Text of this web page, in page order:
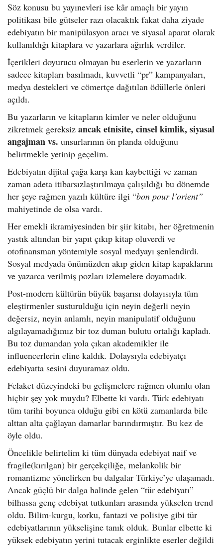
Söz konusu bu yayınevleri ise kâr amaçlı bir yayın
politikası bile gütseler razı olacaktık fakat daha ziyade
edebiyatın bir manipülasyon aracı ve siyasal aparat olarak
kullanıldığı kitaplara ve yazarlara ağırlık verdiler.
İçerikleri doyurucu olmayan bu eserlerin ve yazarların
sadece kitapları basılmadı, kuvvetli “pr” kampanyaları,
medya destekleri ve cömertçe dağıtılan ödüllerle önleri
açıldı.
Bu yazarların ve kitapların kimler ve neler olduğunu
zikretmek gereksiz ancak etnisite, cinsel kimlik, siyasal
angajman vs. unsurlarının ön planda olduğunu
belirtmekle yetinip geçelim.
Edebiyatın dijital çağa karşı kan kaybettiği ve zaman
zaman adeta itibarsızlaştırılmaya çalışıldığı bu dönemde
her şeye rağmen yazılı kültüre ilgi “bon pour l’orient”
mahiyetinde de olsa vardı.
Her emekli ikramiyesinden bir şiir kitabı, her öğretmenin
yastık altından bir yapıt çıkıp kitap oluverdi ve
otofinansman yöntemiyle sosyal medyayı şenlendirdi.
Sosyal medyada önümüzden akıp giden kitap kapaklarını
ve yazarca verilmiş pozları izlemelere doyamadık.
Post-modern kültürün büyük başarısı dolayısıyla tüm
eleştirmenler susturulduğu için neyin değerli neyin
değersiz, neyin anlamlı, neyin manipulatif olduğunu
algılayamadığımız bir toz duman bulutu ortalığı kapladı.
Bu toz dumandan yola çıkan akademikler ile
influencerlerin eline kaldık. Dolaysıyla edebiyatçı
edebiyatta sesini duyuramaz oldu.
Felaket düzeyindeki bu gelişmelere rağmen olumlu olan
hiçbir şey yok muydu? Elbette ki vardı. Türk edebiyatı
tüm tarihi boyunca olduğu gibi en kötü zamanlarda bile
alttan alta çağlayan damarlar barındırmıştır. Bu kez de
öyle oldu.
Öncelikle belirtelim ki tüm dünyada edebiyat naif ve
fragile(kırılgan) bir gerçekçiliğe, melankolik bir
romantizme yönelirken bu dalgalar Türkiye’ye ulaşamadı.
Ancak güçlü bir dalga halinde gelen “tür edebiyatı”
bilhassa genç edebiyat tutkunları arasında yükselen trend
oldu. Bilim-kurgu, korku, fantazi ve polisiye gibi tür
edebiyatlarının yükselişine tanık olduk. Bunlar elbette ki
yüksek edebiyatın yerini tutacak erginlikte eserler değildi